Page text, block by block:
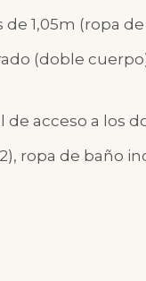
1,05m (ropa
(doble cuerpo).
de acceso a los
ropa de baño